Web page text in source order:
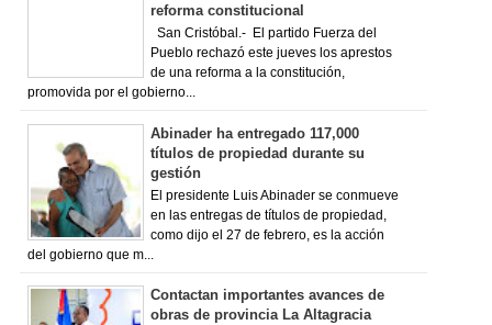
reforma constitucional
San Cristóbal.- El partido Fuerza del
Pueblo rechazó este jueves los aprestos
de una reforma a la constitución,
promovida por el gobierno...
Abinader ha entregado 117,000
títulos de propiedad durante su
gestión
El presidente Luis Abinader se conmueve
en las entregas de títulos de propiedad,
como dijo el 27 de febrero, es la acción
del gobierno que m...
Contactan importantes avances de
obras de provincia La Altagracia